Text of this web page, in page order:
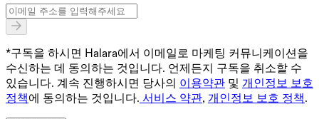
*구독을 하시면 Halara에서 이메일로 마케팅 커뮤니케이션을
수신하는 데 동의하는 것입니다. 언제든지 구독을 취소할 수
있습니다. 계속 진행하시면 당사의 이용약관 및 개인정보 보호
정책에 동의하는 것입니다. 서비스 약관, 개인정보 보호 정책.